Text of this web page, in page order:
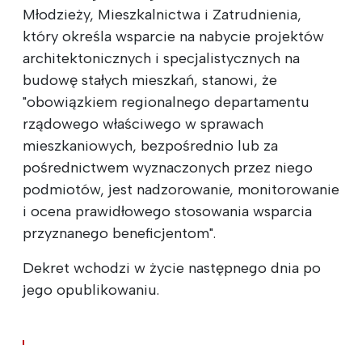
Młodzieży, Mieszkalnictwa i Zatrudnienia,
który określa wsparcie na nabycie projektów
architektonicznych i specjalistycznych na
budowę stałych mieszkań, stanowi, że
"obowiązkiem regionalnego departamentu
rządowego właściwego w sprawach
mieszkaniowych, bezpośrednio lub za
pośrednictwem wyznaczonych przez niego
podmiotów, jest nadzorowanie, monitorowanie
i ocena prawidłowego stosowania wsparcia
przyznanego beneficjentom".
Dekret wchodzi w życie następnego dnia po
jego opublikowaniu.